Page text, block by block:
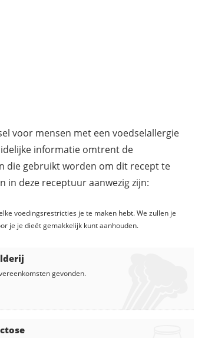
voor mensen met een voedselallergie
informatie omtrent de
die gebruikt worden om dit recept te
in deze receptuur aanwezig zijn:
voedingsrestricties je te maken hebt. We zullen je
je je dieët gemakkelijk kunt aanhouden.
gevonden.